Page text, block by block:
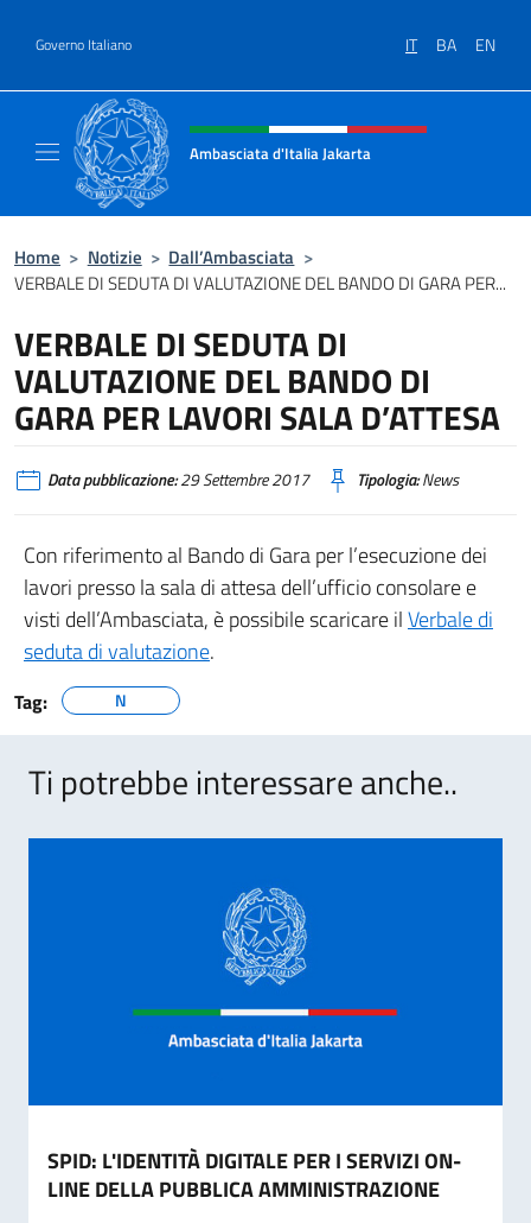
Governo Italiano IT BA EN
Intestazione sito, social e menù
Ambasciata d'Italia Jakarta
Home > Notizie > Dall’Ambasciata >
VERBALE DI SEDUTA DI VALUTAZIONE DEL BANDO DI GARA PER...
VERBALE DI SEDUTA DI
VALUTAZIONE DEL BANDO DI
GARA PER LAVORI SALA D’ATTESA
Data pubblicazione:29 Settembre 2017 Tipologia:News
Con riferimento al Bando di Gara per l’esecuzione dei
lavori presso la sala di attesa dell’ufficio consolare e
visti dell’Ambasciata, è possibile scaricare ilVerbale di
seduta di valutazione.
Tag: N
Ti potrebbe interessare anche..
SPID: L'IDENTITÀ DIGITALE PER I SERVIZI ON-
LINE DELLA PUBBLICA AMMINISTRAZIONE